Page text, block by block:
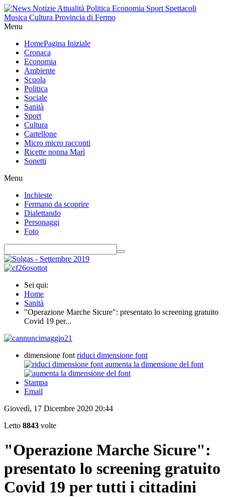
Menu
HomePagina Iniziale
Cronaca
Economia
Ambiente
Scuola
Politica
Sociale
Sanità
Sport
Cultura
Cartellone
Micro micro racconti
Ricette nonna Marì
Sonetti
Menu
Inchieste
Fermano da scoprire
Dialettando
Personaggi
Foto
Sei qui:
Home
Sanità
"Operazione Marche Sicure": presentato lo screening gratuito
Covid 19 per...
dimensione font riduci dimensione font
aumenta la dimensione del font
Stampa
Email
Giovedì, 17 Dicembre 2020 20:44
Letto 8843 volte
"Operazione Marche Sicure":
presentato lo screening gratuito
Covid 19 per tutti i cittadini